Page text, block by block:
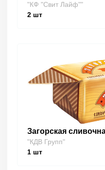
"КФ "Свит Лайф""
2 шт
Загорская
"КДВ Групп"
1 шт